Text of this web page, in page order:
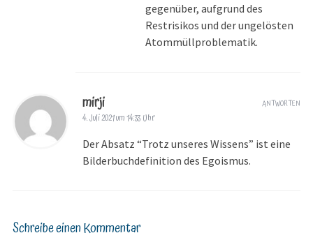
gegenüber, aufgrund des
Restrisikos und der ungelösten
Atommüllproblematik.
mirji
4. Juli 2021 um 14:33 Uhr
Der Absatz “Trotz unseres Wissens” ist eine
Bilderbuchdefinition des Egoismus.
ANTWORTEN
Schreibe einen Kommentar